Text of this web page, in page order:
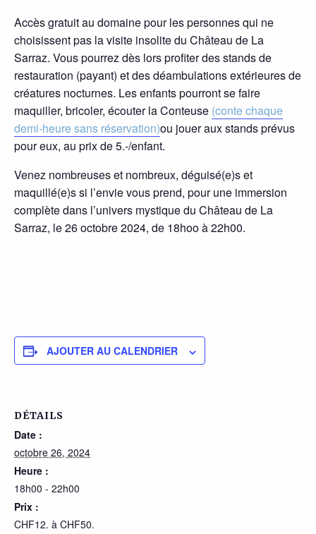
Accès gratuit au domaine pour les personnes qui ne
choisissent pas la visite insolite du Château de La
Sarraz. Vous pourrez dès lors profiter des stands de
restauration (payant) et des déambulations extérieures de
créatures nocturnes. Les enfants pourront se faire
maquiller, bricoler, écouter la Conteuse (conte chaque
demi-heure sans réservation)ou jouer aux stands prévus
pour eux, au prix de 5.-/enfant.
Venez nombreuses et nombreux, déguisé(e)s et
maquillé(e)s si l’envie vous prend, pour une immersion
complète dans l’univers mystique du Château de La
Sarraz, le 26 octobre 2024, de 18hoo à 22h00.
AJOUTER AU CALENDRIER
DÉTAILS
Date :
octobre 26, 2024
Heure :
18h00 - 22h00
Prix :
CHF12. à CHF50.